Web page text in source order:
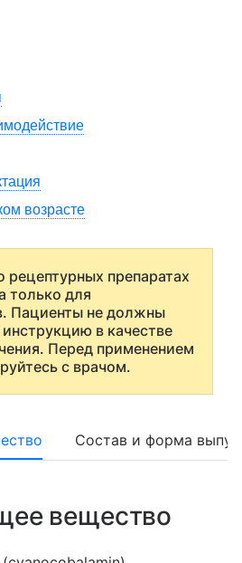
возрасте
препаратах
только для
Пациенты не должны
в качестве
Перед применением
с врачом.
Состав и форма
вещество